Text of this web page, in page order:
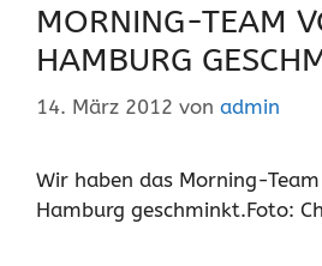
MORNING-TEAM
HAMBURG
14. März 2012 von admin
Wir haben das Morning-
Hamburg geschminkt.Foto: